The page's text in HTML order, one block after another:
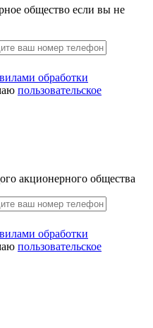
общество если вы не
обработки
пользовательское
акционерного общества
обработки
пользовательское